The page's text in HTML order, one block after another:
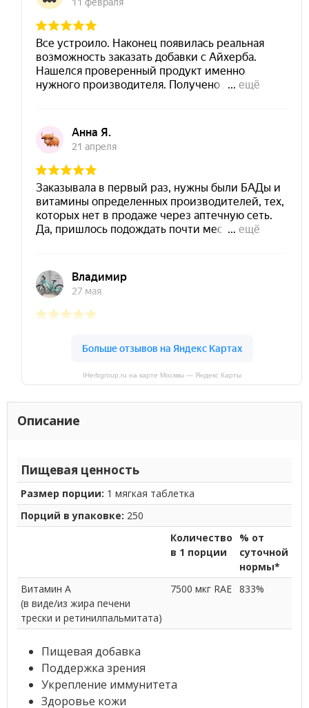
IHerbgroup.ru на карте Москвы — Яндекс Карты
Описание
Пищевая ценность
Размер порции: 1 мягкая таблетка
Порций в упаковке: 250
Количество
в 1 порции
% от
суточной
нормы*
Витамин A
(в виде/из жира печени
трески и ретинилпальмитата)
7500 мкг RAE 833%
Пищевая добавка
Поддержка зрения
Укрепление иммунитета
Здоровье кожи